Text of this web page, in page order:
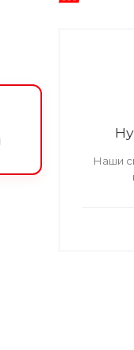
Наши